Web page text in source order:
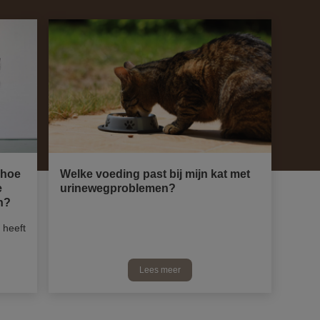
heeft
Lees meer
Welke voeding past bij mijn kat met
urinewegproblemen?